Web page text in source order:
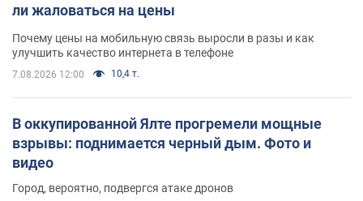
ли жаловаться на цены
Почему цены на мобильную связь выросли в разы и как
улучшить качество интернета в телефоне
7.08.2026 12:00 10,4 т.
В оккупированной Ялте прогремели мощные
взрывы: поднимается черный дым. Фото и
видео
Город, вероятно, подвергся атаке дронов